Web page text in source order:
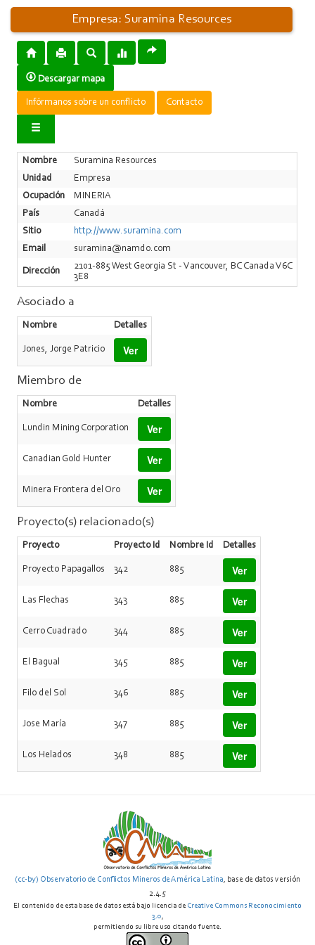
Empresa: Suramina Resources
Descargar mapa
Infórmanos sobre un conflicto Contacto
Nombre
Suramina Resources
Unidad
Empresa
Ocupación
MINERIA
País
Canadá
Sitio
http://www.suramina.com
Email
suramina@namdo.com
Dirección
2101-885 West Georgia St - Vancouver, BC Canada V6C
3E8
Asociado a
Nombre Detalles
Jones, Jorge Patricio Ver
Miembro de
Nombre Detalles
Lundin Mining Corporation Ver
Canadian Gold Hunter Ver
Minera Frontera del Oro Ver
Proyecto(s) relacionado(s)
Proyecto Proyecto Id Nombre Id Detalles
Proyecto Papagallos 342 885 Ver
Las Flechas 343 885 Ver
Cerro Cuadrado 344 885 Ver
El Bagual 345 885 Ver
Filo del Sol 346 885 Ver
Jose María 347 885 Ver
Los Helados 348 885 Ver
(cc-by) Observatorio de Conflictos Mineros de América Latina, base de datos versión
2.4.5
El contenido de esta base de datos está bajo licencia de Creative Commons Reconocimiento
3.0,
permitiendo su libre uso citando fuente.